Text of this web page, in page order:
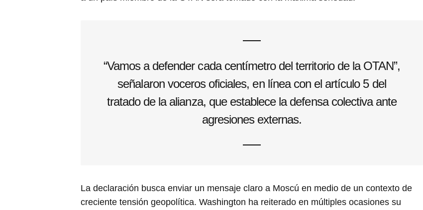
“Vamos a defender cada centímetro del territorio de la OTAN”,
señalaron voceros oficiales, en línea con el artículo 5 del
tratado de la alianza, que establece la defensa colectiva ante
agresiones externas.
La declaración busca enviar un mensaje claro a Moscú en medio de un contexto de
creciente tensión geopolítica. Washington ha reiterado en múltiples ocasiones su